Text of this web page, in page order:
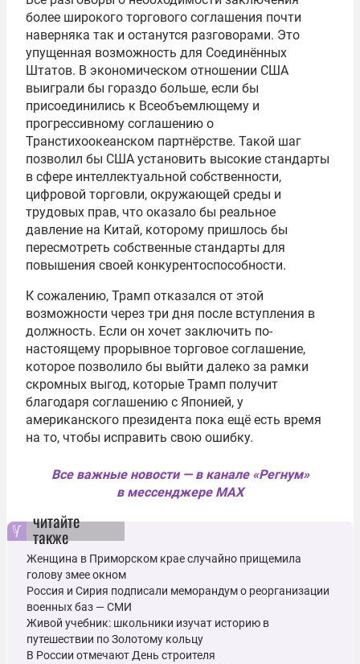
более широкого торгового соглашения почти
наверняка так и останутся разговорами. Это
упущенная возможность для Соединённых
Штатов. В экономическом отношении США
выиграли бы гораздо больше, если бы
присоединились к Всеобъемлющему и
прогрессивному соглашению о
Транстихоокеанском партнёрстве. Такой шаг
позволил бы США установить высокие стандарты
в сфере интеллектуальной собственности,
цифровой торговли, окружающей среды и
трудовых прав, что оказало бы реальное
давление на Китай, которому пришлось бы
пересмотреть собственные стандарты для
повышения своей конкурентоспособности.
К сожалению, Трамп отказался от этой
возможности через три дня после вступления в
должность. Если он хочет заключить по-
настоящему прорывное торговое соглашение,
которое позволило бы выйти далеко за рамки
скромных выгод, которые Трамп получит
благодаря соглашению с Японией, у
американского президента пока ещё есть время
на то, чтобы исправить свою ошибку.
Все важные новости — в канале «Регнум»
в мессенджере MAX
читайте
также
Женщина в Приморском крае случайно прищемила
голову змее окном
Россия и Сирия подписали меморандум о реорганизации
военных баз — СМИ
Живой учебник: школьники изучат историю в
путешествии по Золотому кольцу
В России отмечают День строителя